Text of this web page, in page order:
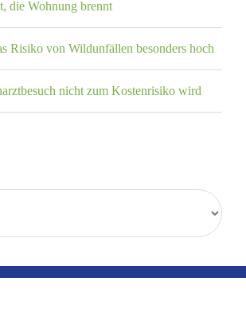
die Wohnung brennt
Risiko von Wildunfällen besonders hoch
nicht zum Kostenrisiko wird